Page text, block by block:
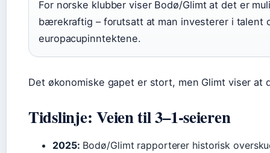
For norske klubber viser Bodø/Glimt at det er
bærekraftig – forutsatt at man investerer i talent
europacupinntektene.
Det økonomiske gapet er stort, men Glimt viser at
Tidslinje: Veien til 3–1-seieren
2025: Bodø/Glimt rapporterer historisk